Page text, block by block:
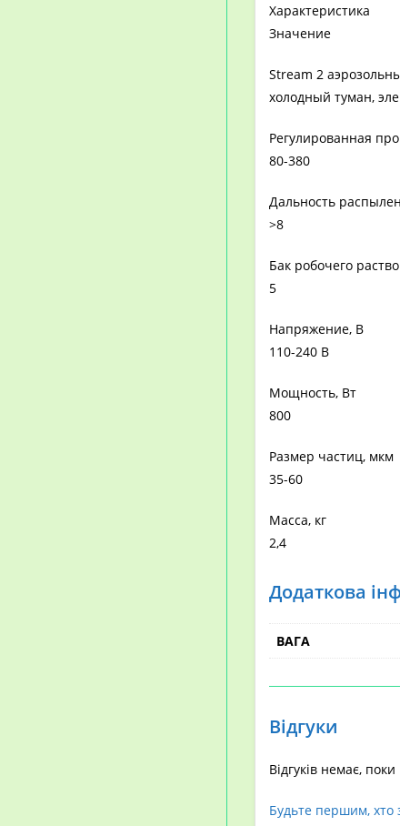
Характеристика
Значение
Stream 2
холодный туман,
Регулированная
80-380
Дальность
>8
Бак робочего
5
Напряжение, В
110-240 В
Мощность, Вт
800
Размер частиц, мкм
35-60
Масса, кг
2,4
Додаткова
ВАГА
Відгуки
Відгуків немає,
Будьте першим, хто